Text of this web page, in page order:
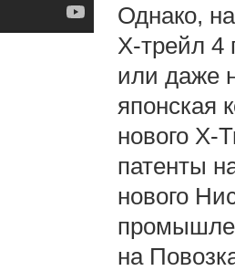
Однако,
Х-трейл 4
или даже
японская
нового X-
патенты
нового
на